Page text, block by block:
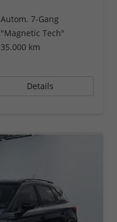
Autom. 7-Gang
"Magnetic Tech"
35.000 km
Details